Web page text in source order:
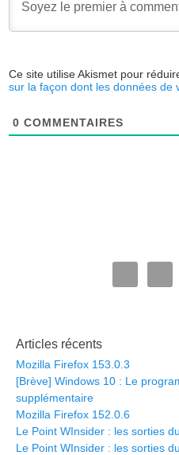
Ce site utilise Akismet pour
sur la façon dont les données de
0 COMMENTAIRES
Articles récents
Mozilla Firefox 153.0.3
[Brève] Windows 10 : Le
supplémentaire
Mozilla Firefox 152.0.6
Le Point WInsider : les sorties
Le Point WInsider : les sorties